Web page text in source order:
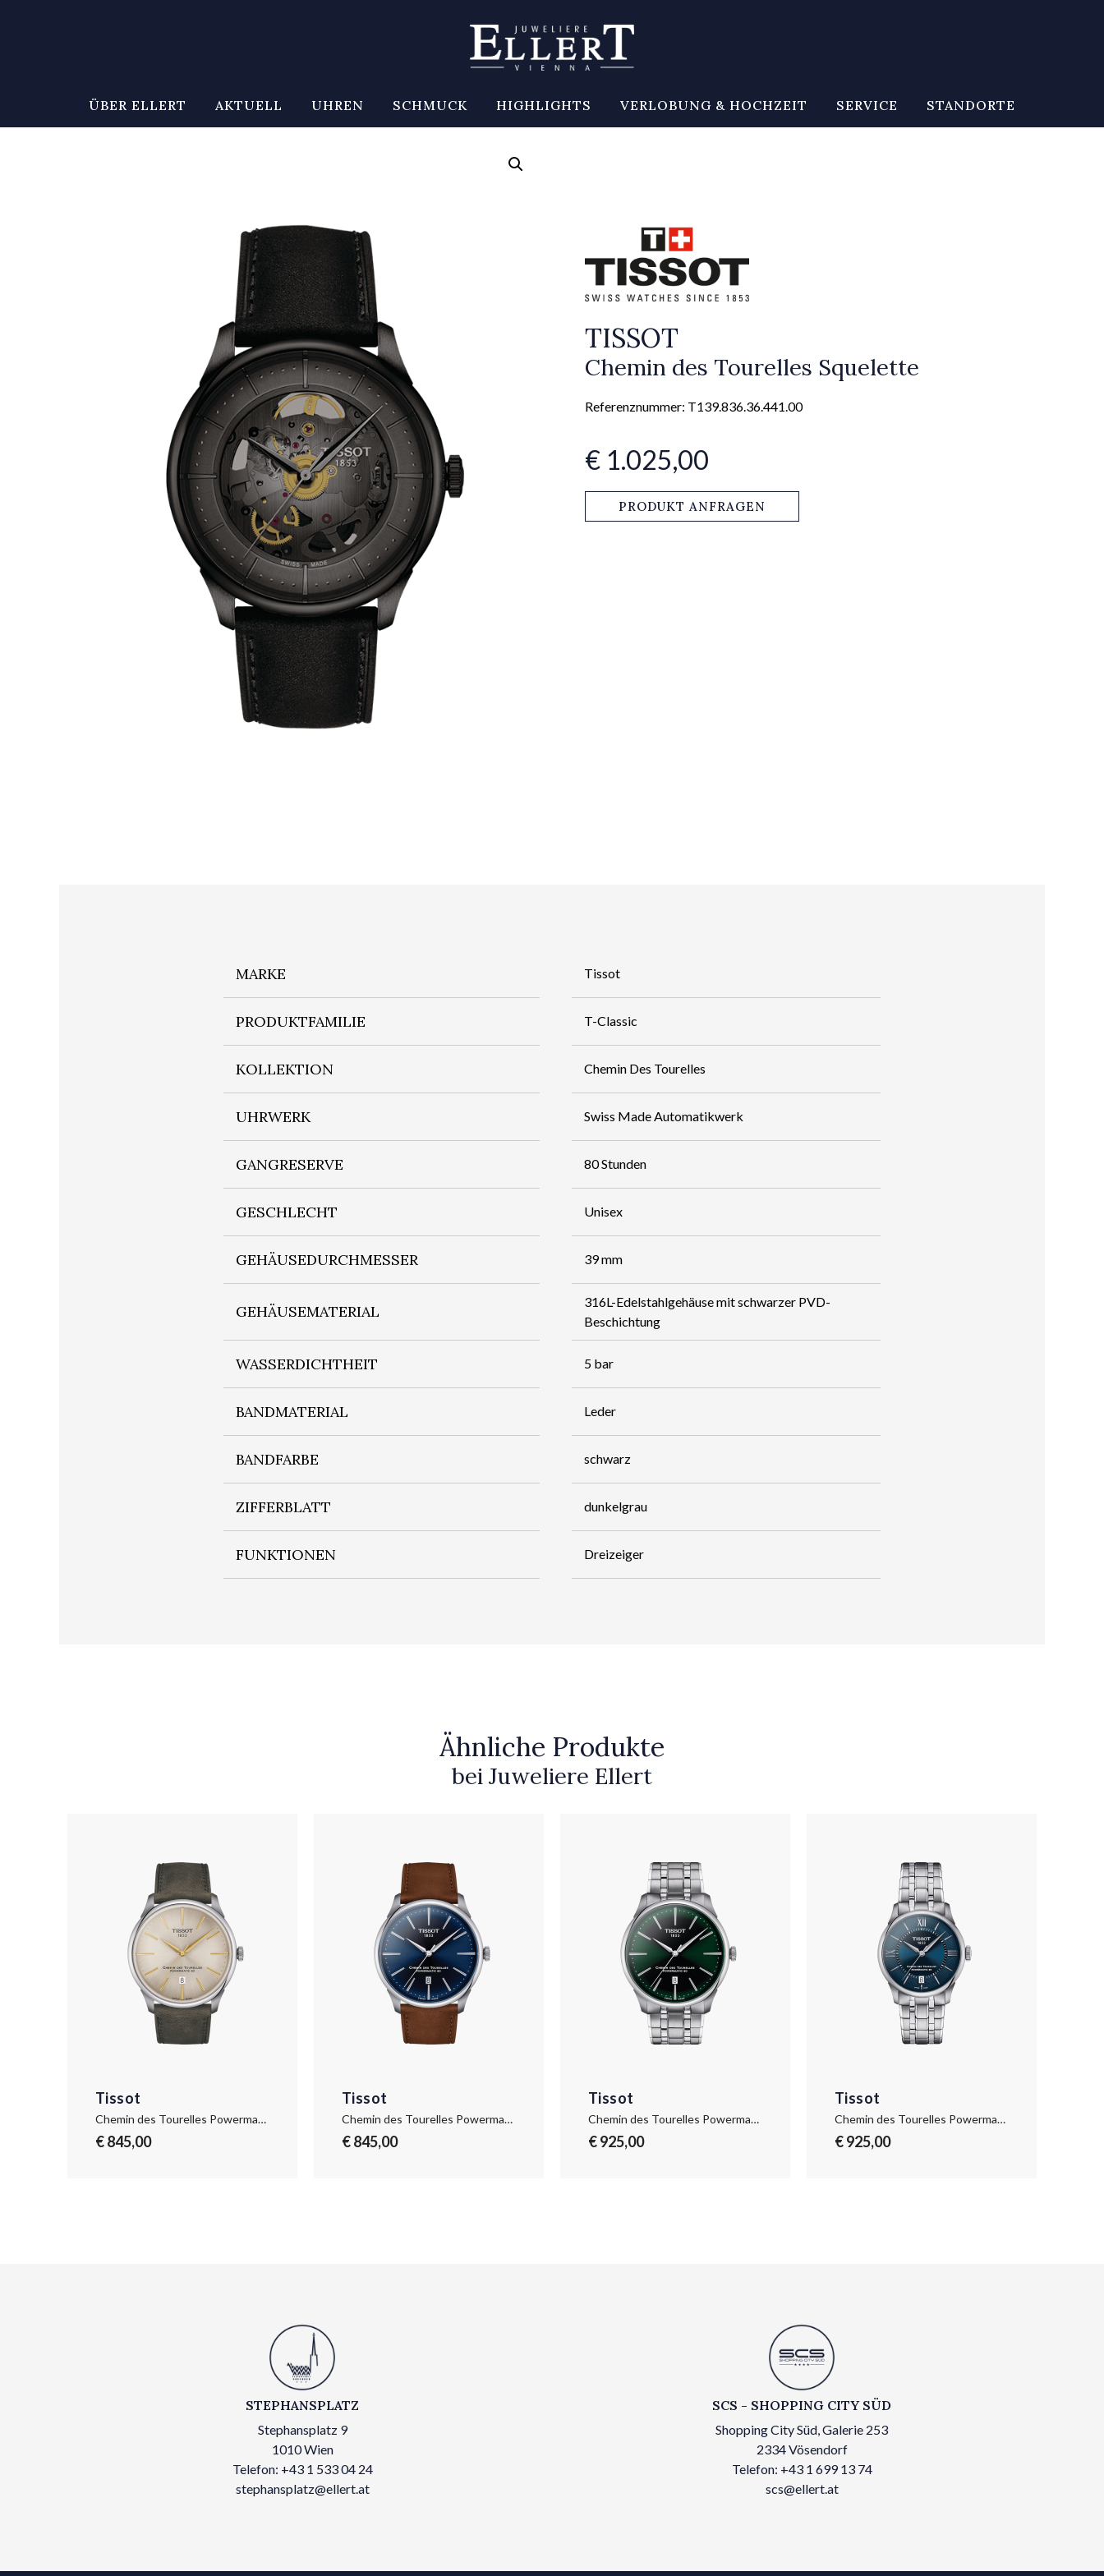
ÜBER ELLERT AKTUELL UHREN SCHMUCK HIGHLIGHTS VERLOBUNG & HOCHZEIT SERVICE STANDORTE
TISSOT
Chemin des Tourelles Squelette
Referenznummer: T139.836.36.441.00
€ 1.025,00
PRODUKT ANFRAGEN
MARKE Tissot
PRODUKTFAMILIE T-Classic
KOLLEKTION Chemin Des Tourelles
UHRWERK Swiss Made Automatikwerk
GANGRESERVE 80 Stunden
GESCHLECHT Unisex
GEHÄUSEDURCHMESSER 39 mm
GEHÄUSEMATERIAL
316L-Edelstahlgehäuse mit schwarzer PVD-
Beschichtung
WASSERDICHTHEIT 5 bar
BANDMATERIAL Leder
BANDFARBE schwarz
ZIFFERBLATT dunkelgrau
FUNKTIONEN Dreizeiger
Ähnliche Produkte
bei Juweliere Ellert
Tissot
Chemin des Tourelles Powermatic 80 42 mm
€ 845,00
Tissot
Chemin des Tourelles Powermatic 80 42 mm
€ 845,00
Tissot
Chemin des Tourelles Powermatic 80 42 mm
€ 925,00
Tissot
Chemin des Tourelles Powermatic 80 34 mm
€ 925,00
STEPHANSPLATZ
Stephansplatz 9
1010 Wien
Telefon: +43 1 533 04 24
stephansplatz@ellert.at
SCS - SHOPPING CITY SÜD
Shopping City Süd, Galerie 253
2334 Vösendorf
Telefon: +43 1 699 13 74
scs@ellert.at